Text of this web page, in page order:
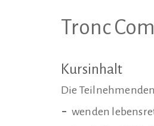
Tronc
Kursinhalt
Die
wenden